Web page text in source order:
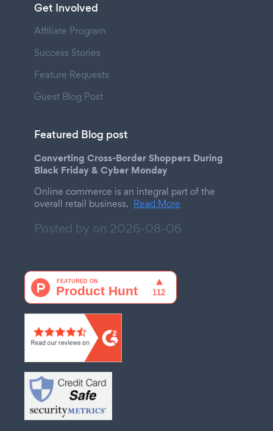
Get Involved
Affiliate Program
Success Stories
Feature Requests
Guest Blog Post
Featured Blog post
Converting Cross-Border Shoppers During
Black Friday & Cyber Monday
Online commerce is an integral part of the
overall retail business. Read More
Posted by on 2026-08-06